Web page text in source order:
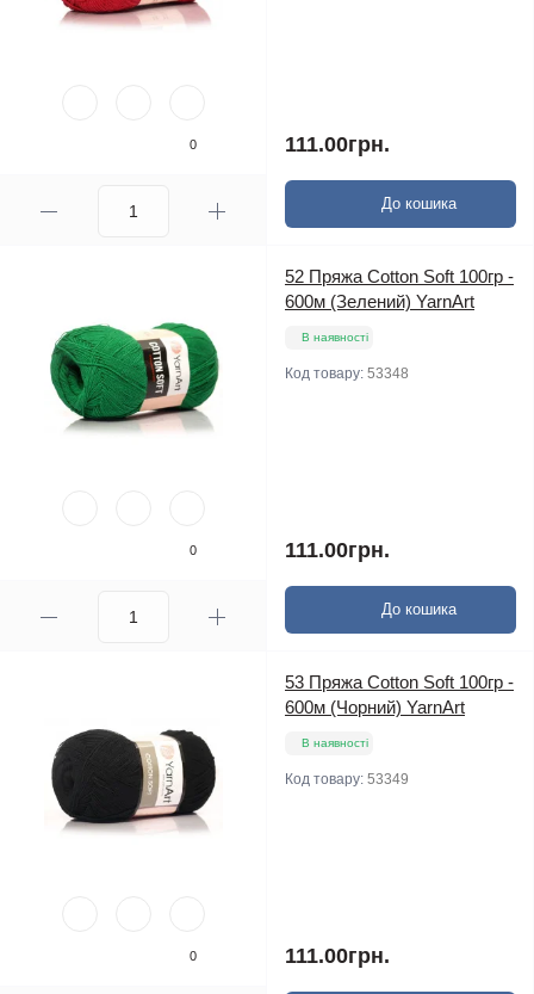
0 111.00грн.
До кошика
0
52 Пряжа Cotton Soft 100гр -
600м (Зелений) YarnArt
В наявності
Код товару: 53348
111.00грн.
До кошика
0
53 Пряжа Cotton Soft 100гр -
600м (Чорний) YarnArt
В наявності
Код товару: 53349
111.00грн.